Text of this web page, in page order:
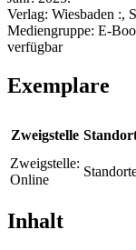
Verlag: Wiesbaden :,
Mediengruppe: E-
verfügbar
Exemplare
Zweigstelle
Zweigstelle:
Online
Inhalt